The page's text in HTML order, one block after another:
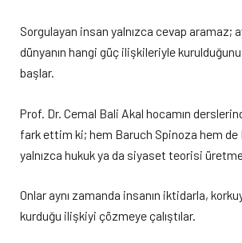
Sorgulayan insan yalnızca cevap aramaz;
dünyanın hangi güç ilişkileriyle
başlar.
Prof. Dr. Cemal Bali Akal hocamın
fark ettim ki; hem Baruch Spinoza hem de
yalnızca hukuk ya da siyaset teorisi
Onlar aynı zamanda insanın iktidarla,
kurduğu ilişkiyi çözmeye çalıştılar.